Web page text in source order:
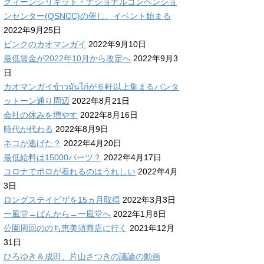
ンセンター(QSNCC)の催し、イベント始まる
2022年9月25日
ピンクのカオマンガイ 2022年9月10日
最低賃金が2022年10月から改定へ 2022年9月3
日
カオマンガイข้าวมันไก่が６軒以上集まるバンタ
ットーン通り周辺 2022年8月21日
会社の休みを増やす 2022年8月16日
時代が代わる 2022年8月9日
ネコが逃げた？ 2022年4月20日
最低給料は15000バーツ？ 2022年4月17日
コロナでポロが着れるのはうれしい 2022年4月
3日
ロングステイビザを15ヵ月取得 2022年3月3日
一風堂→ばんから→一風堂へ 2022年1月8日
公園周回ののち恵美須商店に行く
2021年12月
31日
ひろゆき＆成田、片山さつきの議論の動画